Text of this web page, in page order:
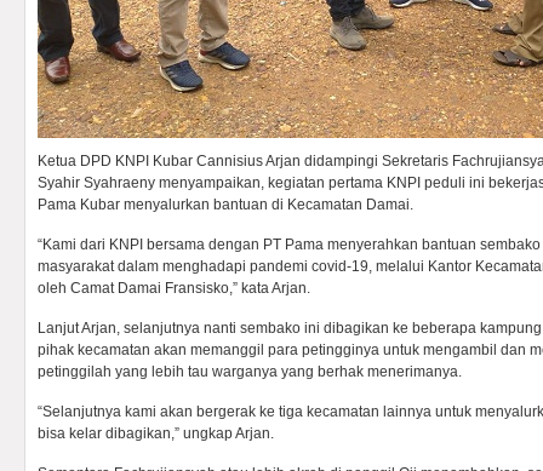
Ketua DPD KNPI Kubar Cannisius Arjan didampingi Sekretaris
Syahir Syahraeny menyampaikan, kegiatan pertama KNPI peduli ini
Pama Kubar menyalurkan bantuan di Kecamatan Damai.
“Kami dari KNPI bersama dengan PT Pama menyerahkan bantuan
masyarakat dalam menghadapi pandemi covid-19, melalui Kantor
oleh Camat Damai Fransisko,” kata Arjan.
Lanjut Arjan, selanjutnya nanti sembako ini dibagikan ke beberapa
pihak kecamatan akan memanggil para petingginya untuk mengambil dan
petinggilah yang lebih tau warganya yang berhak menerimanya.
“Selanjutnya kami akan bergerak ke tiga kecamatan lainnya untuk
bisa kelar dibagikan,” ungkap Arjan.